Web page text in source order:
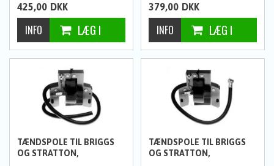
425,00 DKK 379,00 DKK
TÆNDSPOLE TIL BRIGGS
OG STRATTON,
TÆNDSPOLE TIL BRIGGS
OG STRATTON,